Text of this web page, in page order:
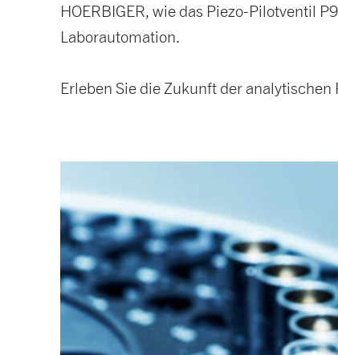
HOERBIGER, wie das Piezo-Pilotventil
Laborautomation.
Erleben Sie die Zukunft der